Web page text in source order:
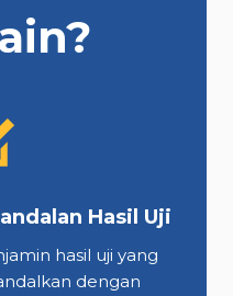
Hasil Uji
hasil uji yang
dengan